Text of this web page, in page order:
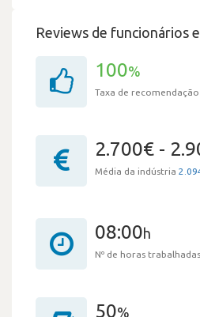
Reviews de funcionários
100%
Taxa de recomendação
2.700€ -
Média da indústria
08:00h
Nº de horas
50%